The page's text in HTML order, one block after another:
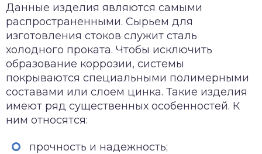
Данные изделия являются самыми
распространенными. Сырьем для
изготовления стоков служит сталь
холодного проката. Чтобы исключить
образование коррозии, системы
покрываются специальными полимерными
составами или слоем цинка. Такие изделия
имеют ряд существенных особенностей. К
ним относятся:
прочность и надежность;